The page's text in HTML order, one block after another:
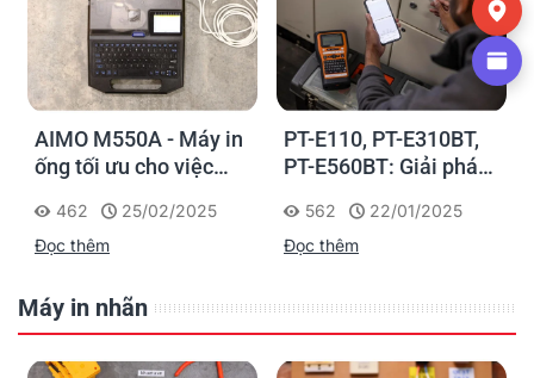
AIMO M550A - Máy in
ống tối ưu cho việc
nhận diện cáp điện,
cáp mạng
462
25/02/2025
Đọc thêm
PT-E110, PT-E310BT,
PT-E560BT: Giải pháp
nghiệp của Brother
562
22/01/2025
Đọc thêm
Máy in nhãn